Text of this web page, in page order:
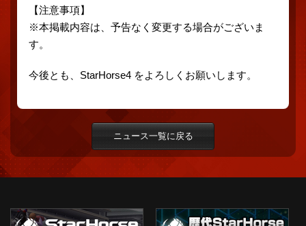
【注意事項】
※本掲載内容は、予告なく変更する場合がございま
す。
今後とも、StarHorse4 をよろしくお願いします。
ニュース一覧に戻る